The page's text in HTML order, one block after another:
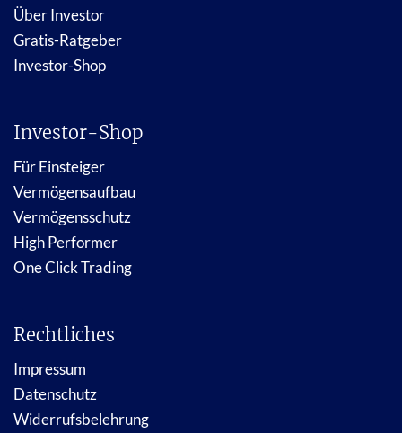
Über Investor
Gratis-Ratgeber
Investor-Shop
Investor-Shop
Für Einsteiger
Vermögensaufbau
Vermögensschutz
High Performer
One Click Trading
Rechtliches
Impressum
Datenschutz
Widerrufsbelehrung